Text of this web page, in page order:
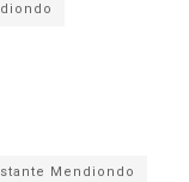
Mendiondo